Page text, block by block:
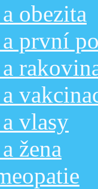
obezita
první
vlasy
žena